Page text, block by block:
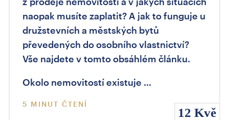
12 Kvě
naopak musíte zaplatit? A jak to funguje u
družstevních a městských bytů
převedených do osobního vlastnictví?
Vše najdete v tomto obsáhlém článku.
Okolo nemovitostí existuje …
5 MINUT ČTENÍ